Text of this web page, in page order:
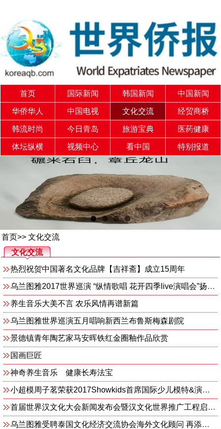
首页 国际新闻 韩国新闻 中国新闻
华侨华人 中国电视 文化交流 经贸商桥
韩流时尚 今日青岛 旅游宝典 医药健康
体坛纵横 视频中心 看中国 特别报道
首页>> 文化交流
文化交流
热烈祝贺中国著名文化品牌【吉祥斋】成立15周年
乌兰图雅2017世界巡演 “纵情歌唱 花开四季live演唱会”扬帆启航
养生音乐大美不言 农乐风情再谱新篇
乌兰图雅世界巡演五月唱响新西兰布鲁斯梅森剧院
景德镇青年陶艺家马安晖铁红金圈釉作品欣赏
国画巨匠
神奇养生音乐 健康长寿法宝
小超模周子茗荣获2017Showkids首席国际少儿模特&演艺大赛年度总冠军
首届世界汉文化大会新闻发布会暨汉文化世界推广工程启动在京举行
乌兰图雅受聘泰国文化经济交流协会海外文化顾问 再添国际殊荣